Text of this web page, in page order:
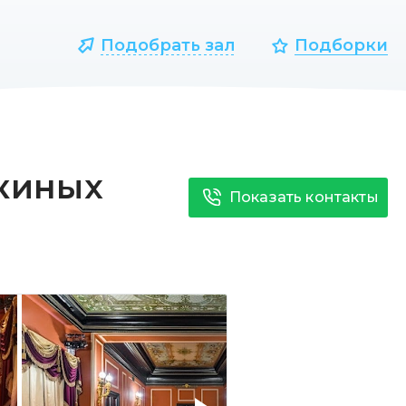
Подобрать зал Подборки
Показать контакты